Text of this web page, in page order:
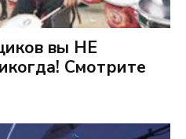
вы НЕ
Смотрите